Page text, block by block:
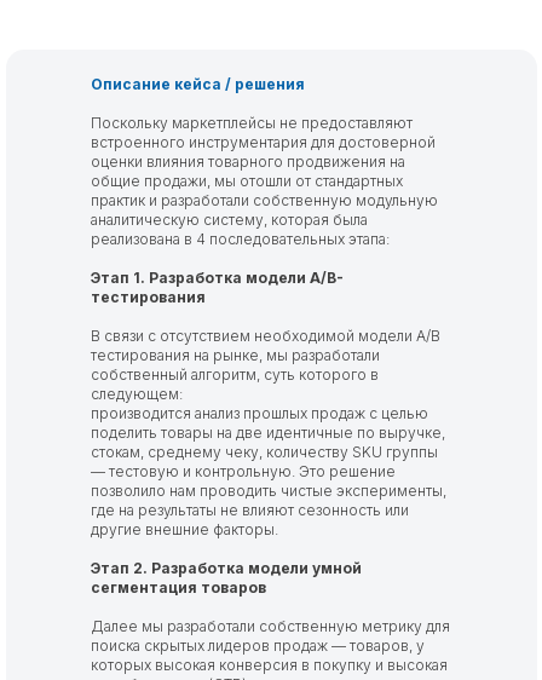
Описание кейса / решения
Поскольку маркетплейсы не предоставляют
встроенного инструментария для достоверной
оценки влияния товарного продвижения на
общие продажи, мы отошли от стандартных
практик и разработали собственную модульную
аналитическую систему, которая была
реализована в 4 последовательных этапа:
Этап 1. Разработка модели A/B-
тестирования
В связи с отсутствием необходимой модели А/В
тестирования на рынке, мы разработали
собственный алгоритм, суть которого в
следующем:
производится анализ прошлых продаж с целью
поделить товары на две идентичные по выручке,
стокам, среднему чеку, количеству SKU группы
— тестовую и контрольную. Это решение
позволило нам проводить чистые эксперименты,
где на результаты не влияют сезонность или
другие внешние факторы.
Этап 2. Разработка модели умной
сегментация товаров
Далее мы разработали собственную метрику для
поиска скрытых лидеров продаж — товаров, у
которых высокая конверсия в покупку и высокая